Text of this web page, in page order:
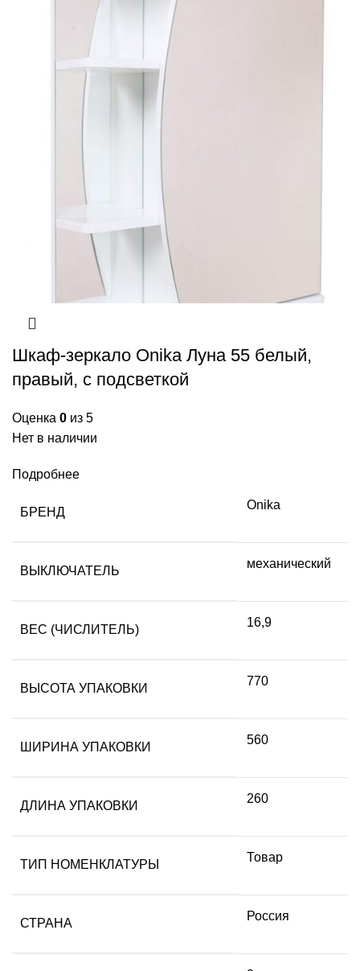
Шкаф-зеркало Onika Луна 55 белый,
правый, с подсветкой
Оценка 0 из 5
Нет в наличии
Подробнее
БРЕНД
Onika
ВЫКЛЮЧАТЕЛЬ
механический
ВЕС (ЧИСЛИТЕЛЬ)
16,9
ВЫСОТА УПАКОВКИ
770
ШИРИНА УПАКОВКИ
560
ДЛИНА УПАКОВКИ
260
ТИП НОМЕНКЛАТУРЫ
Товар
СТРАНА
Россия